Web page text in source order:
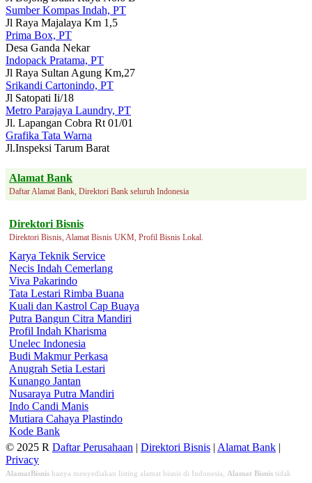
Sumber Kompas Indah, PT
Jl Raya Majalaya Km 1,5
Prima Box, PT
Desa Ganda Nekar
Indopack Pratama, PT
Jl Raya Sultan Agung Km,27
Srikandi Cartonindo, PT
Jl Satopati Ii/18
Metro Parajaya Laundry, PT
Jl. Lapangan Cobra Rt 01/01
Grafika Tata Warna
Jl.Inspeksi Tarum Barat
Alamat Bank
Daftar Alamat Bank, Direktori Bank seluruh Indonesia
Direktori Bisnis
Direktori Bisnis, Alamat Bisnis UKM, Profil Bisnis Lokal.
Karya Teknik Service
Necis Indah Cemerlang
Viva Pakarindo
Tata Lestari Rimba Buana
Kuali dan Kastrol Cap Buaya
Putra Bangun Citra Mandiri
Profil Indah Kharisma
Unelec Indonesia
Budi Makmur Perkasa
Anugrah Setia Lestari
Kunango Jantan
Nusaraya Putra Mandiri
Indo Candi Manis
Mutiara Cahaya Plastindo
Kode Bank
© 2025 R Daftar Perusahaan | Direktori Bisnis | Alamat Bank |
Privacy
AlamatBisnis hanya menyediakan listing alamat bisnis di Indonesia, Alamat Bisnis tidak